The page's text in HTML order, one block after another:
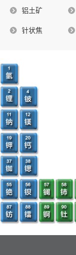
铝土矿
针状焦